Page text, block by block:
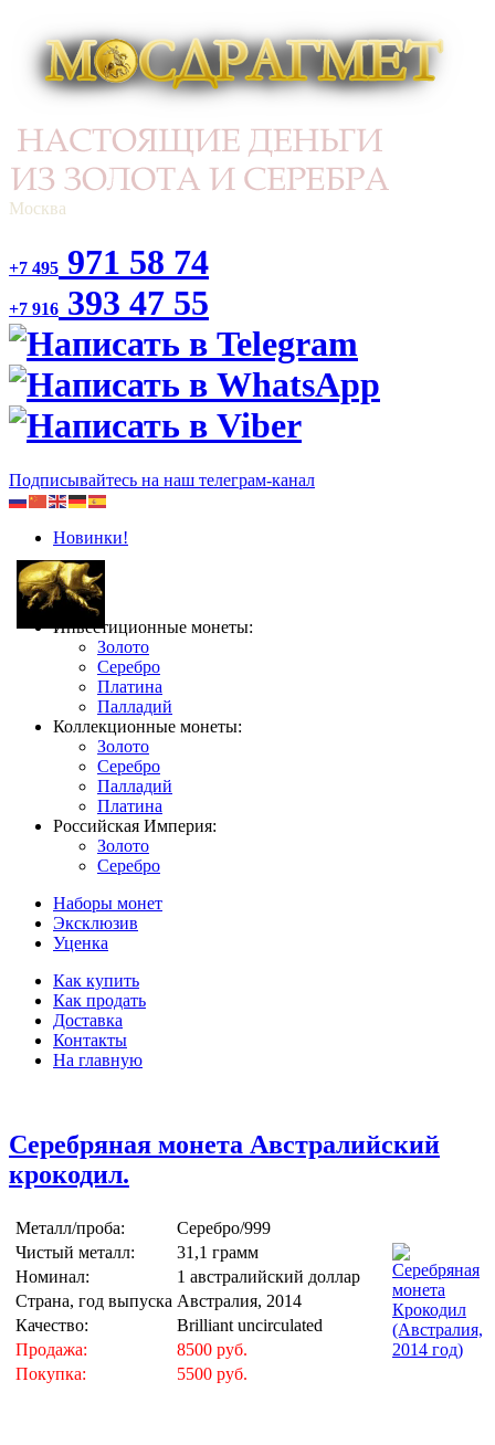
Москва
+7 495 971 58 74
+7 916 393 47 55
Подписывайтесь на наш телеграм-канал
Новинки!
Инвестиционные монеты:
Золото
Серебро
Платина
Палладий
Коллекционные монеты:
Золото
Серебро
Палладий
Платина
Российская Империя:
Золото
Серебро
Наборы монет
Эксклюзив
Уценка
Как купить
Как продать
Доставка
Контакты
На главную
Серебряная монета Австралийский
крокодил.
Металл/проба:
Серебро/999
Чистый металл:
31,1 грамм
Номинал:
1 австралийский доллар
Страна, год выпуска Австралия, 2014
Качество:
Brilliant uncirculated
Продажа:
8500 руб.
Покупка:
5500 руб.